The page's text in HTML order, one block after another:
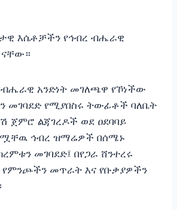
እሴቶቻችን የኅብረ ብሔራዊ
ናቸው።
ብሔራዊ አንድነት መገለጫዋ የኾነችው
መገባደድ የሚያበስሩ ትውፊቶች ባለቤት
ጀምሮ ልጃገረዶች ወደ ዐደባባይ
ኅብረ ዝማሬዎች በሰሜኑ
መገባደድ፤ በየጋራ ሸንተረሩ
የምንጮችን መጥራት እና የቡቃያዎችን